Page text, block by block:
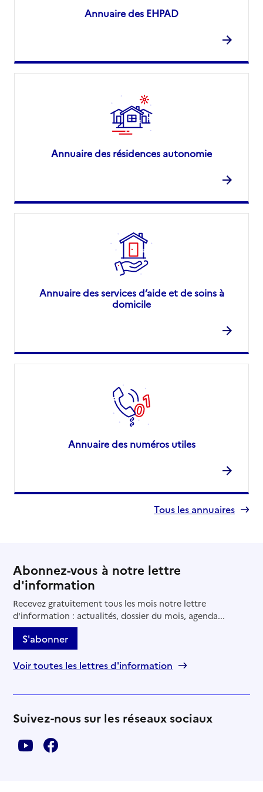
Annuaire des EHPAD
Annuaire des résidences autonomie
Annuaire des services d’aide et de soins à
domicile
Annuaire des numéros utiles
Tous les annuaires
Abonnez-vous à notre lettre
d'information
Recevez gratuitement tous les mois notre lettre
d'information : actualités, dossier du mois, agenda...
S'abonner
Voir toutes les lettres d'information
Suivez-nous sur les réseaux sociaux